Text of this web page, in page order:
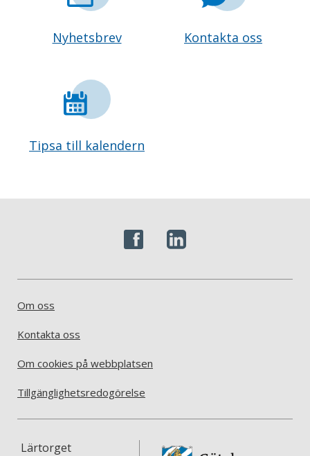
Nyhetsbrev Kontakta oss
Tipsa till kalendern
Om oss
Kontakta oss
Om cookies på webbplatsen
Tillgänglighetsredogörelse
Lärtorget